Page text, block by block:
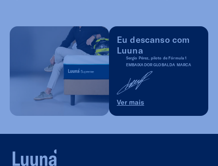
Eu descanso com
Luuna
Sergio Pérez, piloto de Fórmula 1
EMBAIXADOR GLOBAL DA MARCA
Ver mais